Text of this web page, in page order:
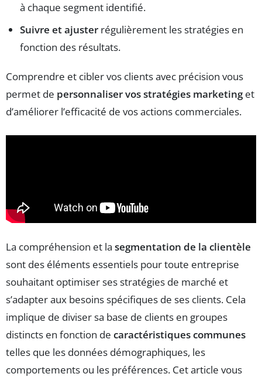
à chaque segment identifié.
Suivre et ajuster régulièrement les stratégies en
fonction des résultats.
Comprendre et cibler vos clients avec précision vous
permet de personnaliser vos stratégies marketinget
d’améliorer l’efficacité de vos actions commerciales.
La compréhension et la segmentation de la clientèle
sont des éléments essentiels pour toute entreprise
souhaitant optimiser ses stratégies de marché et
s’adapter aux besoins spécifiques de ses clients. Cela
implique de diviser sa base de clients en groupes
distincts en fonction de caractéristiques communes
telles que les données démographiques, les
comportements ou les préférences. Cet article vous